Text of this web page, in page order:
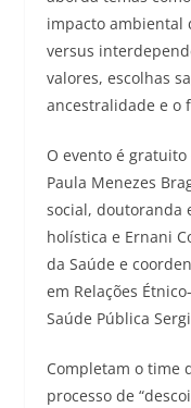
impacto ambiental
versus
valores, escolhas
ancestralidade e o
O evento é
Paula Menezes
social, doutoranda
holística e Ernani
da Saúde e
em Relações
Saúde Pública
Completam o time
processo de